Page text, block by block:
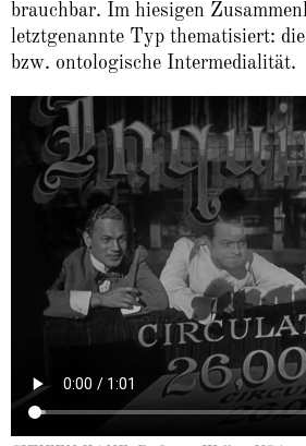
brauchbar. Im hiesigen
letztgenannte Typ thematisiert:
bzw. ontologische Intermedialität.